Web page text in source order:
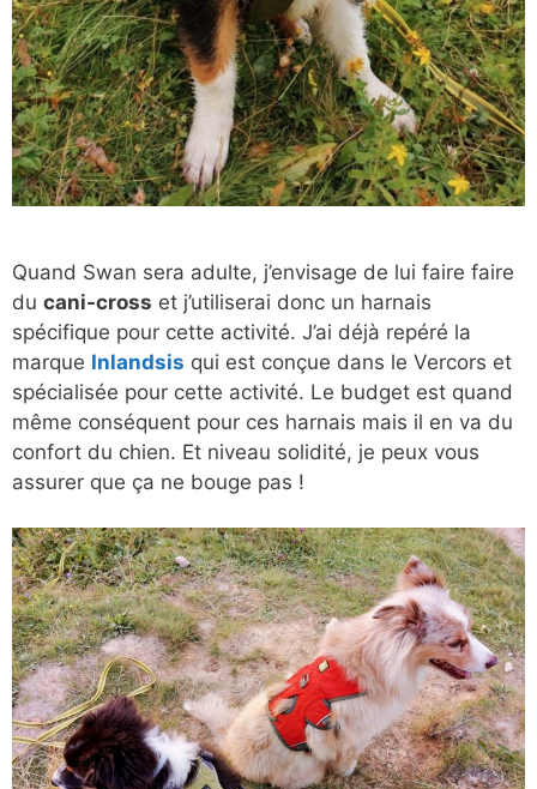
Quand Swan sera adulte, j’envisage de lui faire faire
du cani-cross et j’utiliserai donc un harnais
spécifique pour cette activité. J’ai déjà repéré la
marque Inlandsis qui est conçue dans le Vercors et
spécialisée pour cette activité. Le budget est quand
même conséquent pour ces harnais mais il en va du
confort du chien. Et niveau solidité, je peux vous
assurer que ça ne bouge pas !